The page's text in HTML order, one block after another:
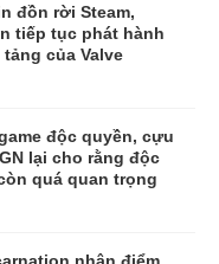
đồn rời Steam,
tiếp tục phát hành
của Valve
độc quyền, cựu
lại cho rằng độc
quá quan trọng
nhận điểm